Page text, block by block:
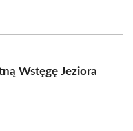
Wstęgę Jeziora